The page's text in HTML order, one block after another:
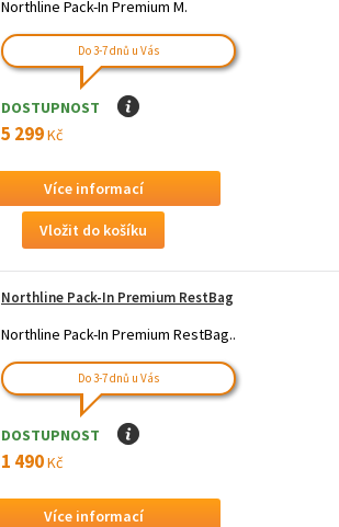
Northline Pack-In Premium M.
Do 3-7 dnů u Vás
DOSTUPNOST I
5 299Kč
Více informací
Northline Pack-In Premium RestBag
Northline Pack-In Premium RestBag..
Do 3-7 dnů u Vás
DOSTUPNOST I
1 490Kč
Více informací